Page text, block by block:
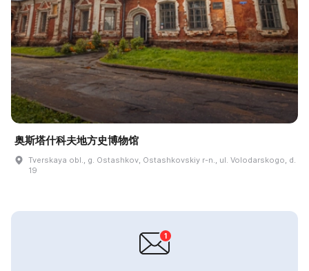
奥斯塔什科夫地方史博物馆
Tverskaya obl., g. Ostashkov, Ostashkovskiy r-n., ul. Volodarskogo, d.
19